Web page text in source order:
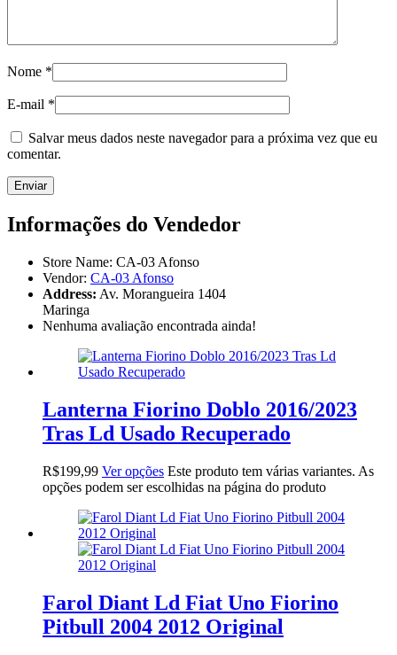
Nome *
E-mail *
Salvar meus dados neste navegador para a próxima vez que eu
comentar.
Informações do Vendedor
Store Name: CA-03 Afonso
Vendor: CA-03 Afonso
Address: Av. Morangueira 1404
Maringa
Nenhuma avaliação encontrada ainda!
Lanterna Fiorino Doblo 2016/2023
Tras Ld Usado Recuperado
R$199,99 Ver opções Este produto tem várias variantes. As
opções podem ser escolhidas na página do produto
Farol Diant Ld Fiat Uno Fiorino
Pitbull 2004 2012 Original